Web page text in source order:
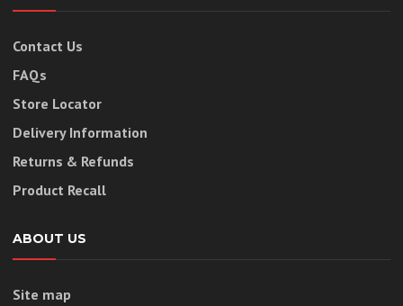
Contact Us
FAQs
Store Locator
Delivery Information
Returns & Refunds
Product Recall
ABOUT US
Site map